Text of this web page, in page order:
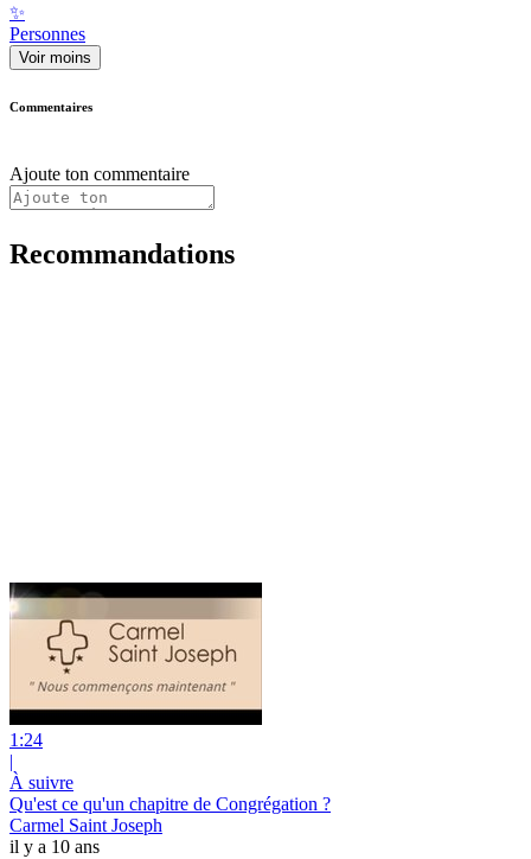
✨
Personnes
Voir moins
Commentaires
Ajoute ton commentaire
Recommandations
1:24
|
À suivre
Qu'est ce qu'un chapitre de Congrégation ?
Carmel Saint Joseph
il y a 10 ans